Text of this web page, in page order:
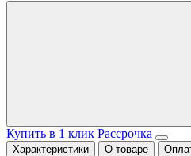
Купить в 1 клик Рассрочка
Характеристики О товаре